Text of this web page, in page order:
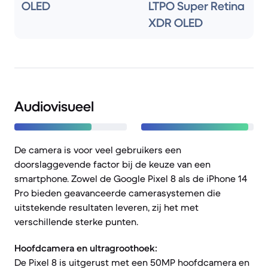
OLED
LTPO Super Retina
XDR OLED
Audiovisueel
De camera is voor veel gebruikers een
doorslaggevende factor bij de keuze van een
smartphone. Zowel de Google Pixel 8 als de iPhone 14
Pro bieden geavanceerde camerasystemen die
uitstekende resultaten leveren, zij het met
verschillende sterke punten.
Hoofdcamera en ultragroothoek:
De Pixel 8 is uitgerust met een 50MP hoofdcamera en